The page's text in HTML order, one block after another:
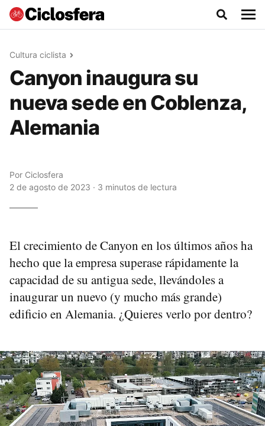
Cultura ciclista
Canyon inaugura su
nueva sede en Coblenza,
Alemania
Por Ciclosfera
2 de agosto de 2023 · 3 minutos de lectura
El crecimiento de Canyon en los últimos años ha
hecho que la empresa superase rápidamente la
capacidad de su antigua sede, llevándoles a
inaugurar un nuevo (y mucho más grande)
edificio en Alemania. ¿Quieres verlo por dentro?